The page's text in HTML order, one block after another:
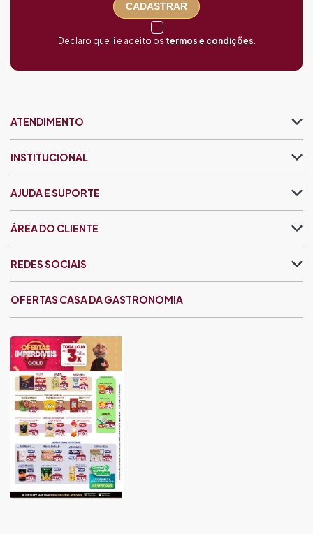
CADASTRAR
Declaro que li e aceito os termos e condições
ATENDIMENTO
INSTITUCIONAL
AJUDA E SUPORTE
ÁREA DO CLIENTE
OFERTAS CASA DA GASTRONOMIA
REDES SOCIAIS